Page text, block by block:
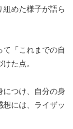
組めた様子が語ら
て「これまでの自
た点。
につけ、自分の身
想には、ライザッ